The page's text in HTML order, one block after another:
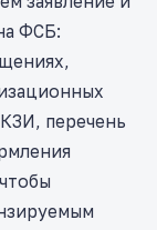
ФСБ:
перечень